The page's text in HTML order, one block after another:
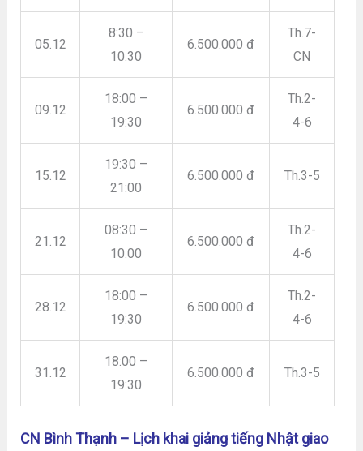
05.12
8:30 –
10:30
6.500.000 đ
Th.7-
CN
09.12
18:00 –
19:30
6.500.000 đ
Th.2-
4-6
15.12
19:30 –
21:00
6.500.000 đ Th.3-5
21.12
08:30 –
10:00
6.500.000 đ
Th.2-
4-6
28.12
18:00 –
19:30
6.500.000 đ
Th.2-
4-6
31.12
18:00 –
19:30
6.500.000 đ Th.3-5
CN Bình Thạnh – Lịch khai giảng tiếng Nhật giao